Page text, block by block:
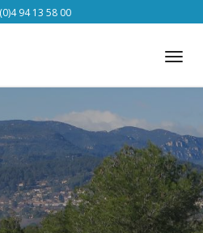
94 13 58 00